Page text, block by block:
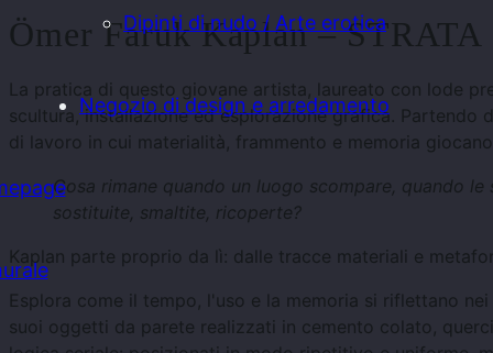
Dipinti di nudo / Arte erotica
Negozio di design e arredamento
Ömer Faruk Kaplan – STRATA
La pratica di questo giovane artista, laureato con lode
scultura, installazione ed esplorazione grafica.
di lavoro in cui materialità, frammento e memoria
Cosa rimane quando un luogo scompare, quando
sostituite, smaltite, ricoperte?
Kaplan parte proprio da lì: dalle tracce materiali e
Esplora come il tempo, l'uso e la memoria si riflettano
suoi oggetti da parete realizzati in cemento colato,